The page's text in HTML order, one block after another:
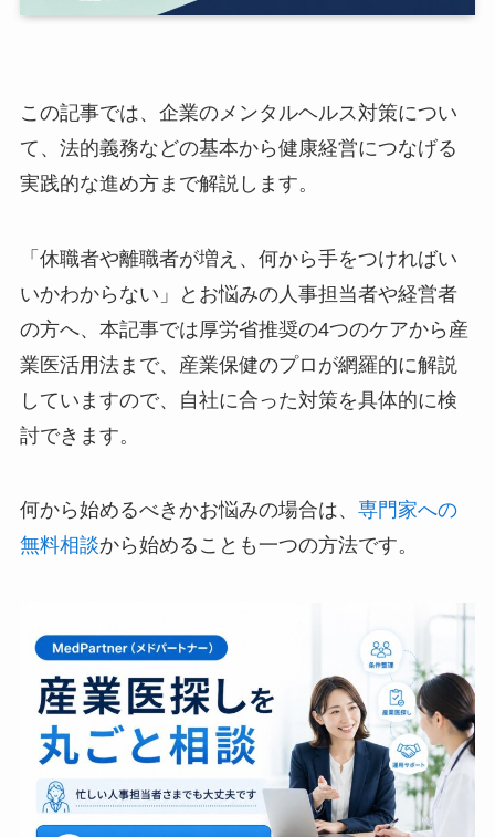
この記事では、企業のメンタルヘルス対策につい
て、法的義務などの基本から健康経営につなげる
「休職者や離職者が増え、何から手をつければい
いかわからない」とお悩みの人事担当者や経営者
の方へ、本記事では厚労省推奨の4つのケアから
産業医活用法まで、産業保健のプロが網羅的に解
説していますので、自社に合った対策を具体的に
何から始めるべきかお悩みの場合は、専門家への